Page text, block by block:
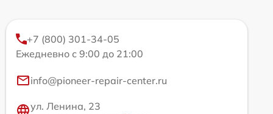
+7 (800) 301-34-05
Ежедневно с 9:00 до 21:00
info@pioneer-repair-center.ru
ул. Ленина, 23